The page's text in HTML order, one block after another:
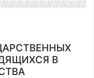
В